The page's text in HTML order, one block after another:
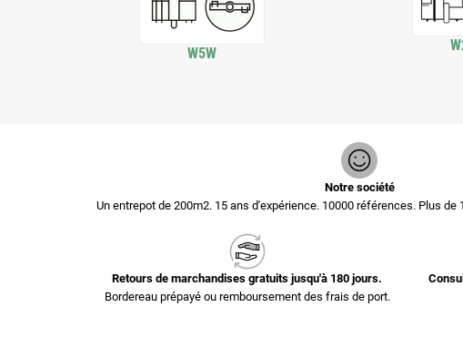
W5W
Notre société
Un entrepot de 200m2. 15 ans d'expérience. 10000 références. Plus
Retours de marchandises gratuits jusqu'à 180 jours.
Bordereau prépayé ou remboursement des frais de port.